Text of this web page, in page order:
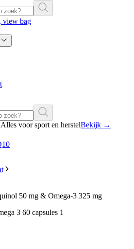
view bag
Alles voor sport en herstelBekijk →
50 mg & Omega-3 325 mg
3 60 capsules 1